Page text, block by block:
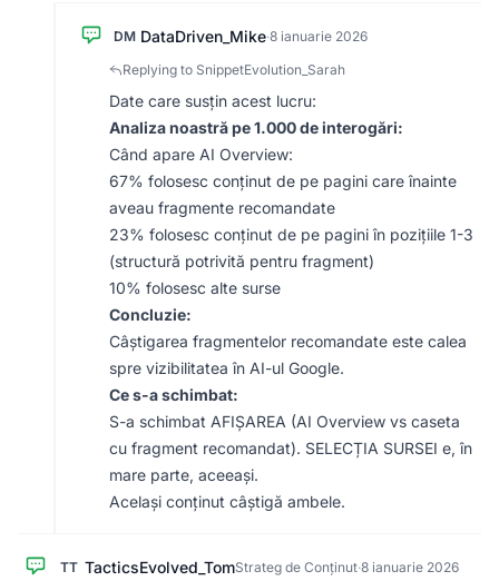
DM DataDriven_Mike·8 ianuarie 2026
Replying to SnippetEvolution_Sarah
Date care susțin acest lucru:
Analiza noastră pe 1.000 de interogări:
Când apare AI Overview:
67% folosesc conținut de pe pagini care înainte
aveau fragmente recomandate
23% folosesc conținut de pe pagini în pozițiile 1-3
(structură potrivită pentru fragment)
10% folosesc alte surse
Concluzie:
Câștigarea fragmentelor recomandate este calea
spre vizibilitatea în AI-ul Google.
Ce s-a schimbat:
S-a schimbat AFIȘAREA (AI Overview vs caseta
cu fragment recomandat). SELECȚIA SURSEI e, în
mare parte, aceeași.
Același conținut câștigă ambele.
TT TacticsEvolved_TomStrateg de Conținut·8 ianuarie 2026